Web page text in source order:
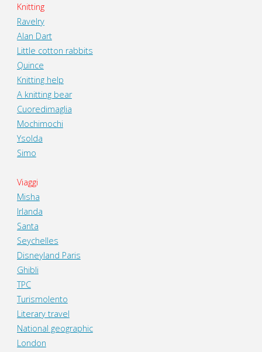
Knitting
Ravelry
Alan Dart
Little cotton rabbits
Quince
Knitting help
A knitting bear
Cuoredimaglia
Mochimochi
Ysolda
Simo
Viaggi
Misha
Irlanda
Santa
Seychelles
Disneyland Paris
Ghibli
TPC
Turismolento
Literary travel
National geographic
London